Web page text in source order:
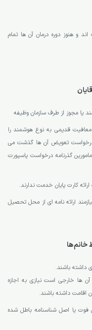
و هنوز دوره درمان آن ها تمام
یا مجوز از طرف سازمان وظیفه
قدیمی به نوع هوشمند را
درخواست تعویض آن ها گذشت می
گذرنامه درخواست پاسپورت
ارائه نامه ای از محل تحصیل
خانم‌ها
داشته باشند.
ها خارجی است نیازی به اجازه
اقامت داشته باشند.
فوت یا اصل شناسنامه باطل شده